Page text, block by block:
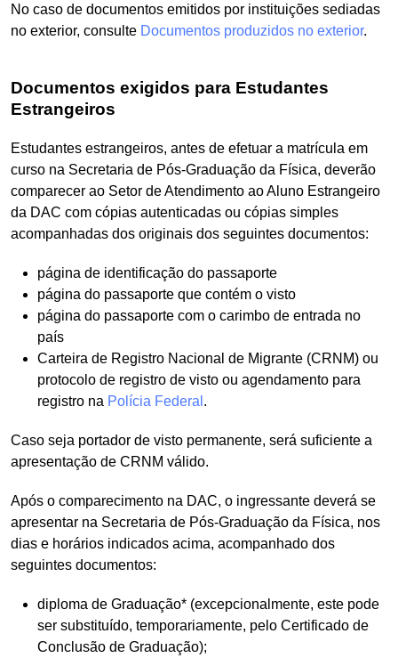
No caso de documentos emitidos por instituições sediadas
no exterior, consulte Documentos produzidos no exterior.
Documentos exigidos para Estudantes
Estrangeiros
Estudantes estrangeiros, antes de efetuar a matrícula em
curso na Secretaria de Pós-Graduação da Física, deverão
comparecer ao Setor de Atendimento ao Aluno Estrangeiro
da DAC com cópias autenticadas ou cópias simples
acompanhadas dos originais dos seguintes documentos:
página de identificação do passaporte
página do passaporte que contém o visto
página do passaporte com o carimbo de entrada no
país
Carteira de Registro Nacional de Migrante (CRNM) ou
protocolo de registro de visto ou agendamento para
registro na Polícia Federal .
Caso seja portador de visto permanente, será suficiente a
apresentação de CRNM válido.
Após o comparecimento na DAC, o ingressante deverá se
apresentar na Secretaria de Pós-Graduação da Física, nos
dias e horários indicados acima, acompanhado dos
seguintes documentos:
diploma de Graduação* (excepcionalmente, este pode
ser substituído, temporariamente, pelo Certificado de
Conclusão de Graduação);